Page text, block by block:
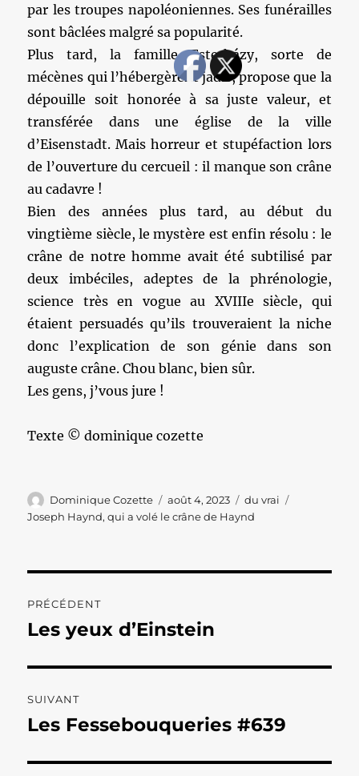
par les troupes napoléoniennes. Ses funérailles
sont bâclées malgré sa popularité.
Plus tard, la famille Esterházy, sorte de
mécènes qui l’hébergèrent jadis, propose que la
dépouille soit honorée à sa juste valeur, et
transférée dans une église de la ville
d’Eisenstadt. Mais horreur et stupéfaction lors
de l’ouverture du cercueil : il manque son crâne
au cadavre !
Bien des années plus tard, au début du
vingtième siècle, le mystère est enfin résolu : le
crâne de notre homme avait été subtilisé par
deux imbéciles, adeptes de la phrénologie,
science très en vogue au XVIIIe siècle, qui
étaient persuadés qu’ils trouveraient la niche
donc l’explication de son génie dans son
auguste crâne. Chou blanc, bien sûr.
Les gens, j’vous jure !
Texte © dominique cozette
Auteur
Dominique Cozette
Publié
le
août 4, 2023 Catégories
du vrai
Joseph Haynd,qui a volé le crâne de Haynd
de
PRÉCÉDENT
Publication
Les yeux d’Einstein
SUIVANT
Publication
Les Fessebouqueries #639